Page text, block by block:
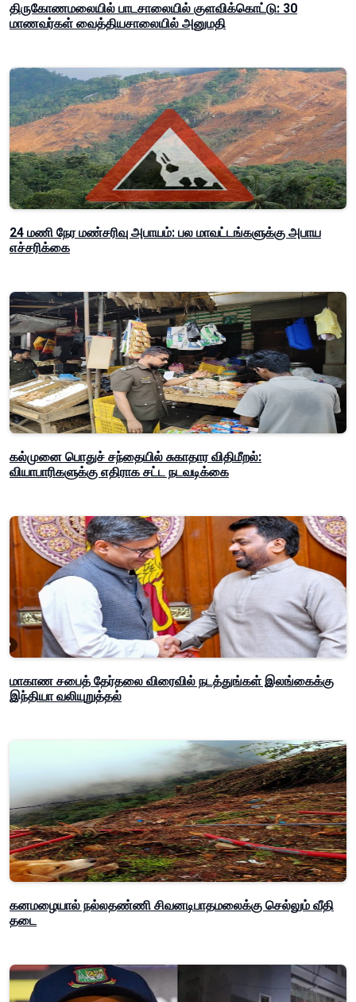
திருகோணமலையில் பாடசாலையில் குளவிக்கொட்டு: 30
மாணவர்கள் வைத்தியசாலையில் அனுமதி
24 மணி நேர மண்சரிவு அபாயம்: பல மாவட்டங்களுக்கு அபாய
எச்சரிக்கை
கல்முனை பொதுச் சந்தையில் சுகாதார விதிமீறல்:
வியாபாரிகளுக்கு எதிராக சட்ட நடவடிக்கை
மாகாண சபைத் தேர்தலை விரைவில் நடத்துங்கள் இலங்கைக்கு
இந்தியா வலியுறுத்தல்
கனமழையால் நல்லதண்ணி சிவனடிபாதமலைக்கு செல்லும் வீதி
தடை